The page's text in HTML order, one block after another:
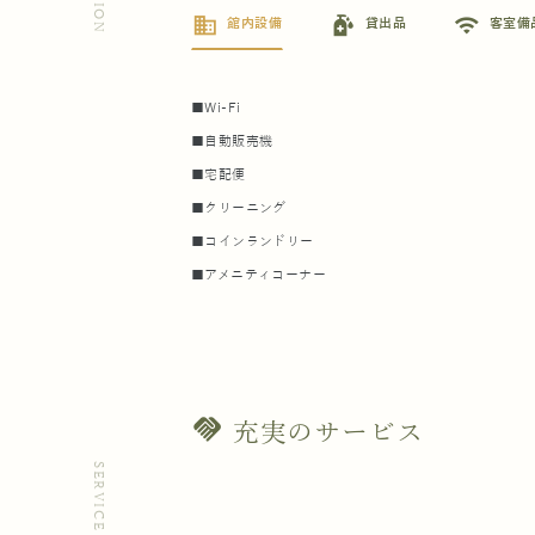
business 館内設備 sanitizer 貸出品 wifi 客室備
■Wi-Fi
■自動販売機
■宅配便
■クリーニング
■コインランドリー
■アメニティコーナー
SERVICE
handshake 充実のサービス